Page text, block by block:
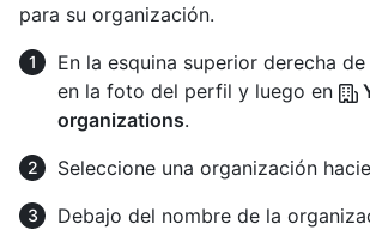
para su organización.
En la esquina superior derecha
en la foto del perfil y luego en
organizations.
Seleccione una organización
Debajo del nombre de la